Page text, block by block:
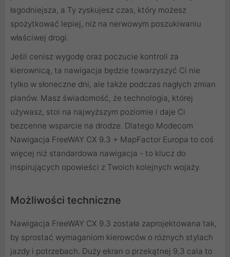
łagodniejsza, a Ty zyskujesz czas, który możesz
spożytkować lepiej, niż na nerwowym poszukiwaniu
właściwej drogi.
Jeśli cenisz wygodę oraz poczucie kontroli za
kierownicą, ta nawigacja będzie towarzyszyć Ci nie
tylko w słoneczne dni, ale także podczas nagłych zmian
planów. Masz świadomość, że technologia, której
używasz, stoi na najwyższym poziomie i daje Ci
bezcenne wsparcie na drodze. Dlatego Modecom
Nawigacja FreeWAY CX 9.3 + MapFactor Europa to coś
więcej niż standardowa nawigacja - to klucz do
inspirujących opowieści z Twoich kolejnych wojaży.
Możliwości techniczne
Nawigacja FreeWAY CX 9.3 została zaprojektowana tak,
by sprostać wymaganiom kierowców o różnych stylach
jazdy i potrzebach. Duży ekran o przekątnej 9,3 cala to